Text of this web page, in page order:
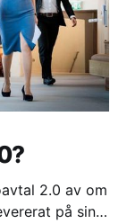
2.0 av om
på sina